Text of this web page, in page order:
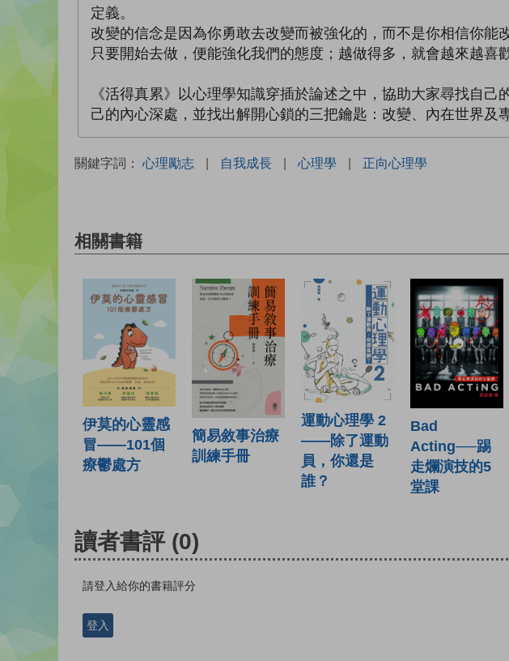
定義。
改變的信念是因為你勇敢去改變而被強化的，而不是你相信你能
只要開始去做，便能強化我們的態度；越做得多，就會越來越喜
《活得真累》以心理學知識穿插於論述之中，協助大家尋找自
己的內心深處，並找出解開心鎖的三把鑰匙：改變、內在世界及
關鍵字詞： 心理勵志 | 自我成長 | 心理學 | 正向心理學
相關書籍
伊莫的心靈感
冒——101個
療鬱處方
簡易敘事治療
訓練手冊
運動心理學 2
——除了運動
員，你還是
誰？
Bad
Acting──踢
走爛演技的5
堂課
讀者書評 (0)
請登入給你的書籍評分
登入